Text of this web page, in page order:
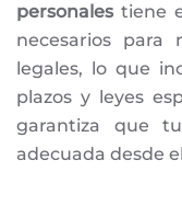
personales tiene
necesarios para
legales, lo que
plazos y leyes
garantiza que
adecuada desde